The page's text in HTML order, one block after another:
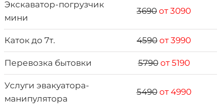
Экскаватор-погрузчик
мини
3690 от 3090
Каток до 7т. 4590 от 3990
Перевозка бытовки 5790от 5190
Услуги эвакуатора-
манипулятора
5490от 4990